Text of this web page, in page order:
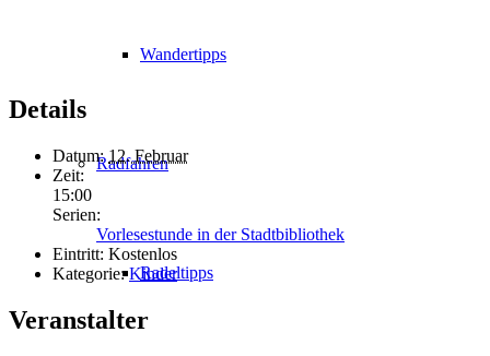
Wandertipps
Radfahren
Radeltipps
Details
Datum: 12. Februar
Zeit:
15:00
Serien:
Vorlesestunde in der Stadtbibliothek
Eintritt: Kostenlos
Kategorie: Kinder
Veranstalter